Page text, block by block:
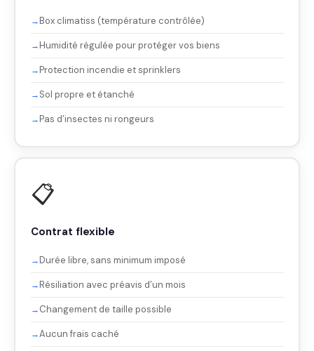
Box climatiss (température contrôlée)
Humidité régulée pour protéger vos biens
Protection incendie et sprinklers
Sol propre et étanché
Pas d’insectes ni rongeurs
📋
Contrat flexible
Durée libre, sans minimum imposé
Résiliation avec préavis d’un mois
Changement de taille possible
Aucun frais caché